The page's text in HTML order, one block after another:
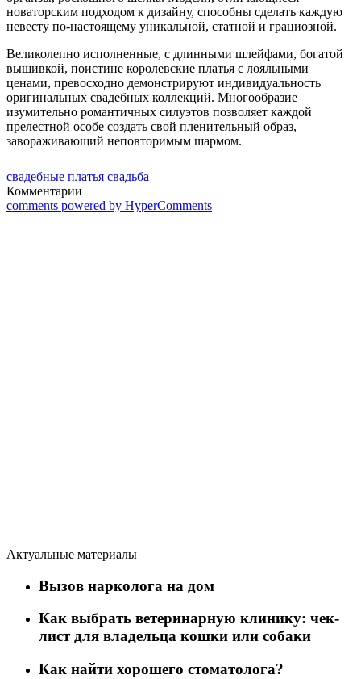
новаторским подходом к дизайну, способны сделать каждую
невесту по-настоящему уникальной, статной и грациозной.
Великолепно исполненные, с длинными шлейфами, богатой
вышивкой, поистине королевские платья с лояльными
ценами, превосходно демонстрируют индивидуальность
оригинальных свадебных коллекций. Многообразие
изумительно романтичных силуэтов позволяет каждой
прелестной особе создать свой пленительный образ,
завораживающий неповторимым шармом.
свадебные платья свадьба
Комментарии
comments powered by HyperComments
Актуальные материалы
Вызов нарколога на дом
Как выбрать ветеринарную клинику: чек-
лист для владельца кошки или собаки
Как найти хорошего стоматолога?